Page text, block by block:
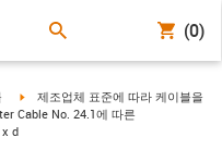
(0)
igus-icon-arrow-right
제조업체 표준에 따라 케이블을
arrow-right
Cable No. 24.1에 따른
d